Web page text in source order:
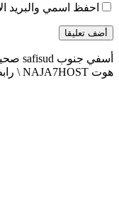
احفظ اسمي والبريد
هوت NAJA7HOST \ رابط الموقع : safisud.com \ للتواصل معنا عبر الهاتف 0663881120 \ 0524657231 \ البريد الإلكتروني : safisud2014@gmail.com